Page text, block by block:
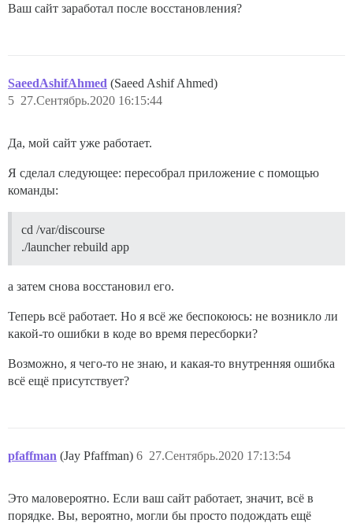
Ваш сайт заработал после восстановления?
SaeedAshifAhmed (Saeed Ashif Ahmed)
27.Сентябрь.2020 16:15:44
5
Да, мой сайт уже работает.
Я сделал следующее: пересобрал приложение с помощью
команды:
cd /var/discourse
./launcher rebuild app
а затем снова восстановил его.
Теперь всё работает. Но я всё же беспокоюсь: не возникло ли
какой-то ошибки в коде во время пересборки?
Возможно, я чего-то не знаю, и какая-то внутренняя ошибка
всё ещё присутствует?
pfaffman (Jay Pfaffman) 27.Сентябрь.2020 17:13:54
6
Это маловероятно. Если ваш сайт работает, значит, всё в
порядке. Вы, вероятно, могли бы просто подождать ещё